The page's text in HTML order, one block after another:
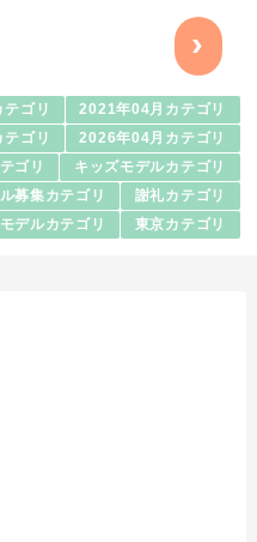
›
ゴリ 2021年04月カテゴリ
ゴリ 2026年04月カテゴリ
ゴリ キッズモデルカテゴリ
募集カテゴリ 謝礼カテゴリ
デルカテゴリ 東京カテゴリ